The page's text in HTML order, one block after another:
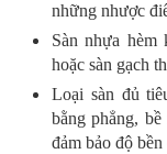
những nhược
Sàn nhựa hèm
hoặc sàn gạch
Loại sàn đủ
bằng phẳng,
đảm bảo độ